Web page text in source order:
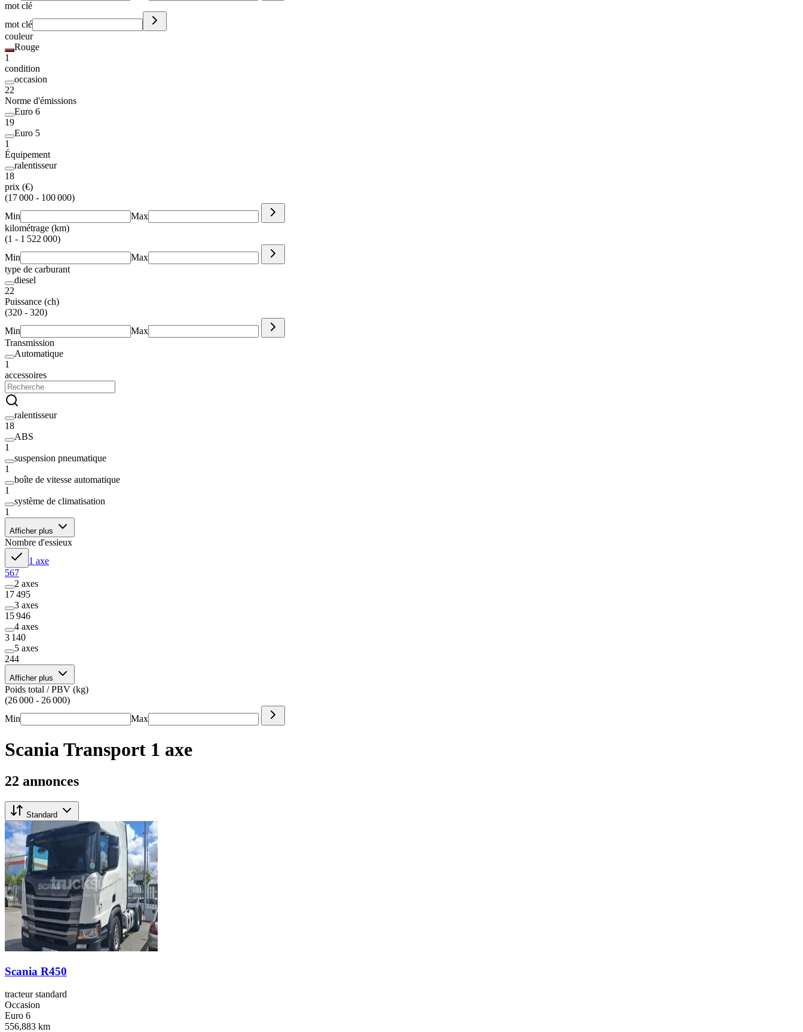
mot clé
mot clé
couleur
Rouge
1
condition
occasion
22
Norme d'émissions
Euro 6
19
Euro 5
1
Équipement
ralentisseur
18
prix (€)
(17 000 - 100 000)
Min
Max
kilométrage (km)
(1 - 1 522 000)
Min
Max
type de carburant
diesel
22
Puissance (ch)
(320 - 320)
Min
Max
Transmission
Automatique
1
accessoires
ralentisseur
18
ABS
1
suspension pneumatique
1
boîte de vitesse automatique
1
système de climatisation
1
Afficher plus
Nombre d'essieux
1 axe
567
2 axes
17 495
3 axes
15 946
4 axes
3 140
5 axes
244
Afficher plus
Poids total / PBV (kg)
(26 000 - 26 000)
Min
Max
Scania Transport 1 axe
22 annonces
Standard
Scania R450
tracteur standard
Occasion
Euro 6
556,883 km